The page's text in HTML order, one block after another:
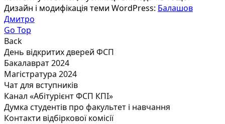
Дизайн і модифікація теми WordPress: Балашов
Дмитро
Go Top
Back
День відкритих дверей ФСП
Бакалаврат 2024
Магістратура 2024
Чат для вступників
Канал «Абітурієнт ФСП КПІ»
Думка студентів про факультет і навчання
Контакти відбіркової комісії